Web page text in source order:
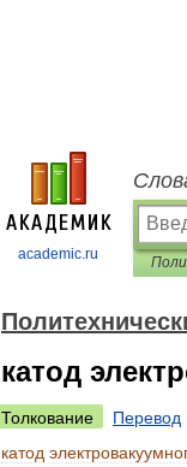
academic.ru
катод
Толкование
Перевод
катод